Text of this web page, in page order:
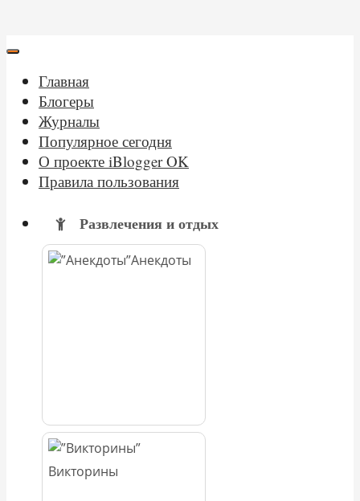
Главная
Блогеры
Журналы
Популярное сегодня
О проекте iBlogger OK
Правила пользования
Развлечения и отдых
Анекдоты
Викторины